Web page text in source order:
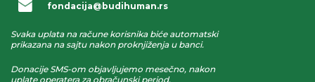
fondacija@budihuman.rs
Svaka uplata na račune korisnika biće automatski
prikazana na sajtu nakon proknjiženja u banci.
Donacije SMS-om objavljujemo mesečno, nakon
uplate operatera za obračunski period.